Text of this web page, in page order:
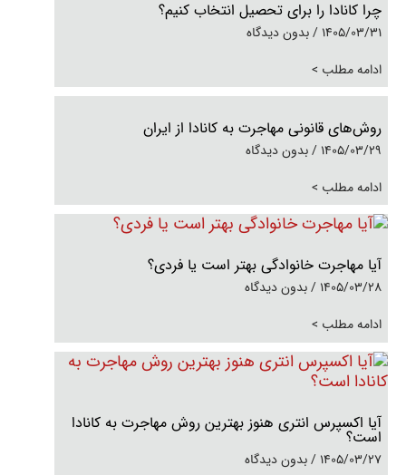
چرا کانادا را برای تحصیل انتخاب کنیم؟
1405/03/31
بدون دیدگاه
ادامه مطلب >
روش‌های قانونی مهاجرت به کانادا از ایران
1405/03/29
بدون دیدگاه
ادامه مطلب >
آیا مهاجرت خانوادگی بهتر است یا فردی؟
1405/03/28
بدون دیدگاه
ادامه مطلب >
آیا اکسپرس انتری هنوز بهترین روش مهاجرت به کانادا
است؟
1405/03/27
بدون دیدگاه